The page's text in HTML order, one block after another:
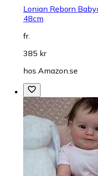
Lonian Reborn
48cm
fr.
385 kr
hos Amazon.se